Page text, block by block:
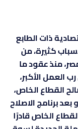
ذات الطابع
كثيرة، من
منذ عقود ما
رب العمل الأكبر،
القطاع الخاص،
برنامج الاصلاح
1992، لم يكن القطاع الخاص قادرًا